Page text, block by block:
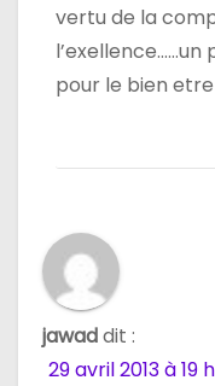
vertu de la
l’exellence……un
pour le bien
jawaddit :
29 avril 2013 à 19